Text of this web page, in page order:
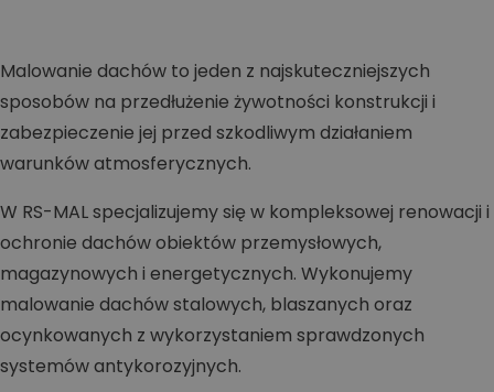
Malowanie dachów to jeden z najskuteczniejszych
sposobów na przedłużenie żywotności konstrukcji i
zabezpieczenie jej przed szkodliwym działaniem
warunków atmosferycznych.
W RS-MAL specjalizujemy się w kompleksowej renowacji i
ochronie dachów obiektów przemysłowych,
magazynowych i energetycznych. Wykonujemy
malowanie dachów stalowych, blaszanych oraz
ocynkowanych z wykorzystaniem sprawdzonych
systemów antykorozyjnych.